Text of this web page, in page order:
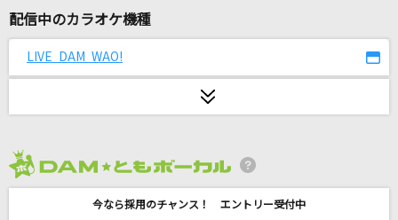
シンデレラ
[生音]水平線
配信中のカラオケ機種
LIVE DAM WAO!
今なら採用のチャンス！ エントリー受付中